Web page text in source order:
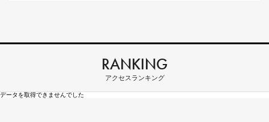
RANKING
アクセスランキング
データを取得できませんでした